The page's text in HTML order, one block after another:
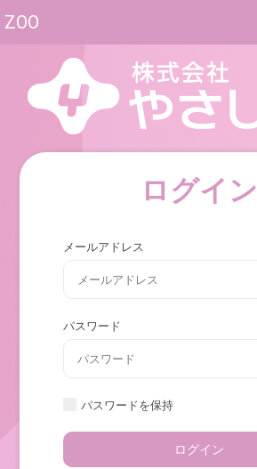
ZOO
ログイン
メールアドレス
パスワード
パスワードを保持
ログイン